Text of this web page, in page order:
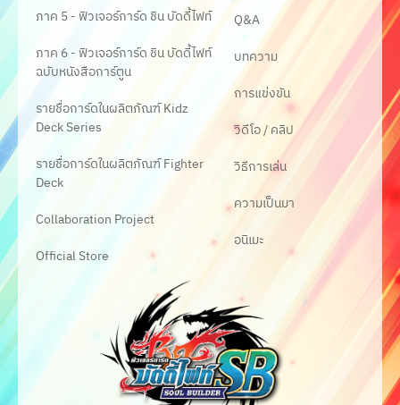
ภาค 5 - ฟิวเจอร์การ์ด ชิน บัดดี้ไฟท์
ภาค 6 - ฟิวเจอร์การ์ด ชิน บัดดี้ไฟท์
ฉบับหนังสือการ์ตูน
รายชื่อการ์ดในผลิตภัณฑ์ Kidz
Deck Series
รายชื่อการ์ดในผลิตภัณฑ์ Fighter
Deck
Collaboration Project
Official Store
Q&A
บทความ
การแข่งขัน
วิดีโอ / คลิป
วิธีการเล่น
ความเป็นมา
อนิเมะ